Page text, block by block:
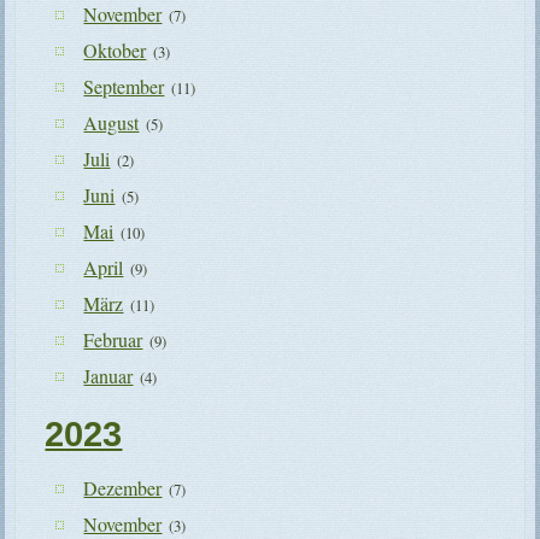
November (7)
Oktober (3)
September (11)
August (5)
Juli (2)
Juni (5)
Mai (10)
April (9)
März (11)
Februar (9)
Januar (4)
2023
Dezember (7)
November (3)